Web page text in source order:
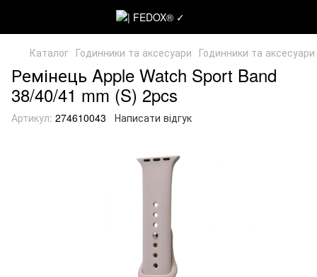
Каталог Годинники та аксесуари Годинники та
Ремінець Apple Watch Sport Band
38/40/41 mm (S) 2pcs
Артикул: 274610043 Написати відгук